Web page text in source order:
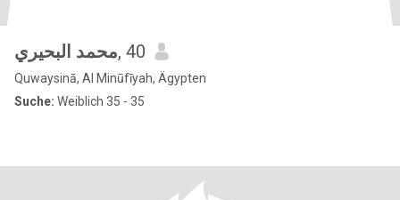
محمد البحيري, 40
Quwaysinā, Al Minūfīyah, Ägypten
Suche: Weiblich 35 - 35